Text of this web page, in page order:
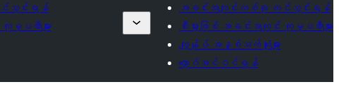
င်သွင်းရန်
ကုမ္ပဏီများ
အခင်းအကျင်းတစ်ခု တင်သွင်းရန်
စီးပွားဖြစ် အခင်းအကျင်း ကုမ္ပဏီများ
ကျွန်ုပ် အနှစ်သက်ဆုံးများ
လော့ဂ်အင်ဝင်ရန်